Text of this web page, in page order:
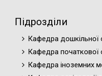
Підрозділи
Кафедра дошкільної
Кафедра початкової
Кафедра іноземних